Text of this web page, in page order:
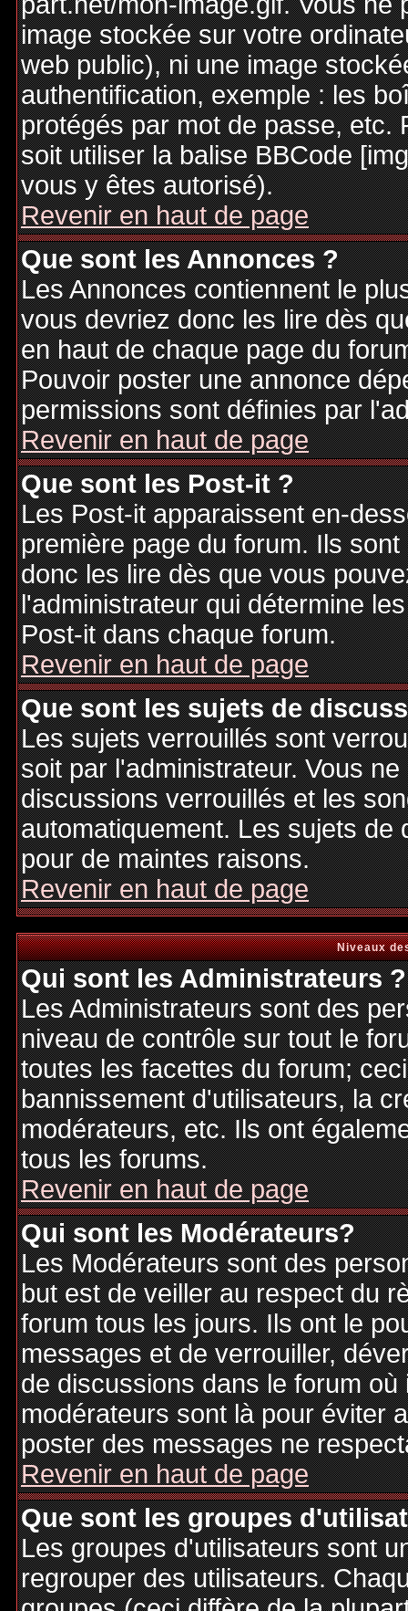
image stockée sur votre
web public), ni une image
authentification, exemple : les
protégés par mot de passe, etc.
soit utiliser la balise BBCode
vous y êtes autorisé).
Revenir en haut de page
Que sont les Annonces ?
Les Annonces contiennent le
vous devriez donc les lire dès
en haut de chaque page du
Pouvoir poster une annonce
permissions sont définies par
Revenir en haut de page
Que sont les Post-it ?
Les Post-it apparaissent en-
première page du forum. Ils
donc les lire dès que vous
l'administrateur qui détermine
Post-it dans chaque forum.
Revenir en haut de page
Que sont les sujets de
Les sujets verrouillés sont
soit par l'administrateur. Vous
discussions verrouillés et les
automatiquement. Les sujets
pour de maintes raisons.
Revenir en haut de page
Niveaux
Qui sont les Administrateurs ?
Les Administrateurs sont des
niveau de contrôle sur tout le
toutes les facettes du forum;
bannissement d'utilisateurs, la
modérateurs, etc. Ils ont
tous les forums.
Revenir en haut de page
Qui sont les Modérateurs?
Les Modérateurs sont des
but est de veiller au respect du
forum tous les jours. Ils ont le
messages et de verrouiller,
de discussions dans le forum
modérateurs sont là pour éviter
poster des messages ne
Revenir en haut de page
Que sont les groupes
Les groupes d'utilisateurs sont
regrouper des utilisateurs.